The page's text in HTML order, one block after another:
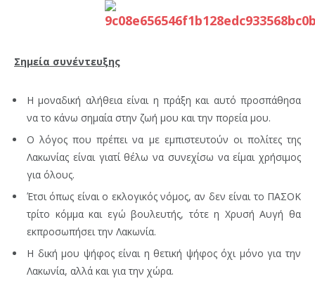
Σημεία συνέντευξης
Η μοναδική αλήθεια είναι η πράξη και αυτό προσπάθησα
να το κάνω σημαία στην ζωή μου και την πορεία μου.
Ο λόγος που πρέπει να με εμπιστευτούν οι πολίτες της
Λακωνίας είναι γιατί θέλω να συνεχίσω να είμαι χρήσιμος
για όλους.
Έτσι όπως είναι ο εκλογικός νόμος, αν δεν είναι το ΠΑΣΟΚ
τρίτο κόμμα και εγώ βουλευτής, τότε η Χρυσή Αυγή θα
εκπροσωπήσει την Λακωνία.
Η δική μου ψήφος είναι η θετική ψήφος όχι μόνο για την
Λακωνία, αλλά και για την χώρα.